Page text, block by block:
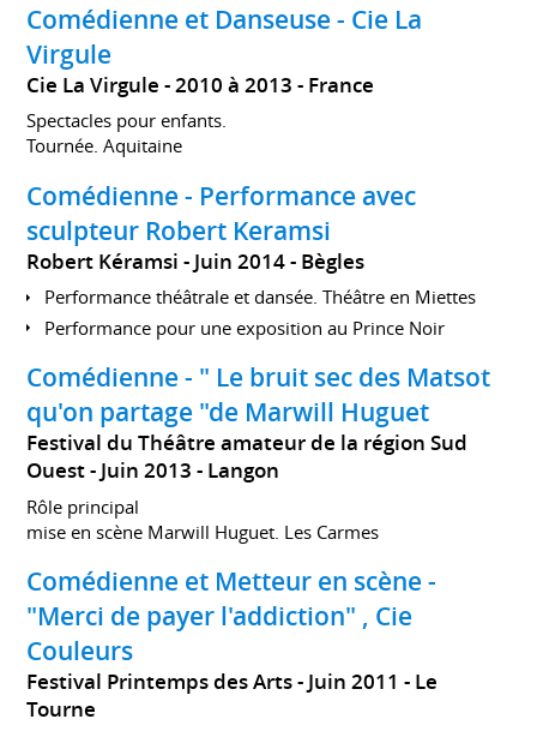
Comédienne et Danseuse - Cie La
Virgule
Cie La Virgule 2010 à 2013 France
Spectacles pour enfants.
Tournée. Aquitaine
Comédienne - Performance avec
sculpteur Robert Keramsi
Robert Kéramsi Juin 2014 Bègles
Performance théâtrale et dansée. Théâtre en Miettes
Performance pour une exposition au Prince Noir
Comédienne - " Le bruit sec des Matsot
qu'on partage "de Marwill Huguet
Festival du Théâtre amateur de la région Sud
Ouest
Juin 2013 Langon
Rôle principal
mise en scène Marwill Huguet. Les Carmes
Comédienne et Metteur en scène -
"Merci de payer l'addiction" , Cie
Couleurs
Festival Printemps des Arts Juin 2011 Le
Tourne